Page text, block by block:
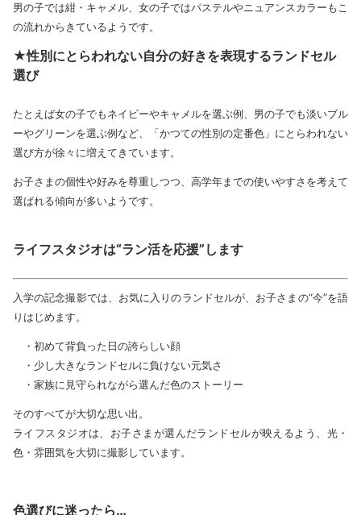
男の子では紺・キャメル、女の子ではパステルやニュアンスカラーもこ
の流れからきているようです。
★性別にとらわれない自分の好きを表現するランドセル
選び
たとえば女の子でもネイビーやキャメルを選ぶ例、男の子でも淡いブル
ーやグリーンを選ぶ例など、「かつての性別の定番色」にとらわれない
選び方が徐々に増えてきています。
お子さまの個性や好みを尊重しつつ、高学年までの使いやすさを考えて
選ばれる傾向が多いようです。
ライフスタジオは“ラン活を応援”します
入学の記念撮影では、お気に入りのランドセルが、お子さまの“今”を語
りはじめます。
・初めて背負った日の誇らしい顔
・少し大きなランドセルに負けない元気さ
・家族に見守られながら選んだ色のストーリー
そのすべてが大切な思い出。
ライフスタジオは、お子さまが選んだランドセルが映えるよう、光・
色・雰囲気を大切に撮影しています。
色選びに迷ったら…